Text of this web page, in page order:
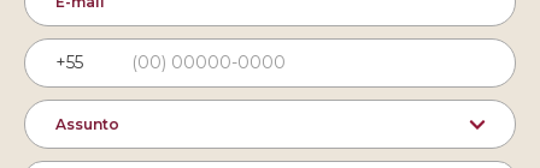
Código
do
país